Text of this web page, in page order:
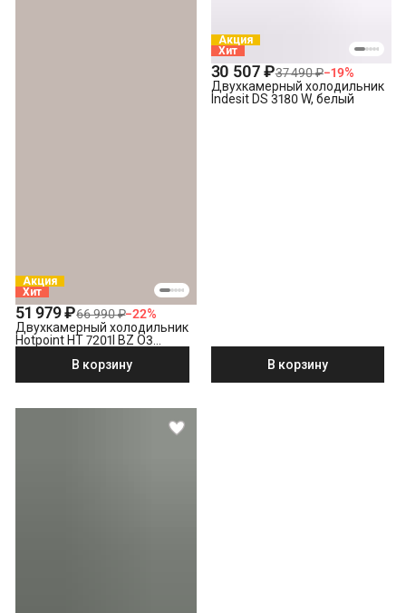
Акция
Хит
51 979 ₽66 990 ₽−22%
Двухкамерный холодильник
Hotpoint HT 7201I BZ O3
В корзину
Акция
Хит
30 507 ₽37 490 ₽−19%
Двухкамерный холодильник
Indesit DS 3180 W, белый
В корзину